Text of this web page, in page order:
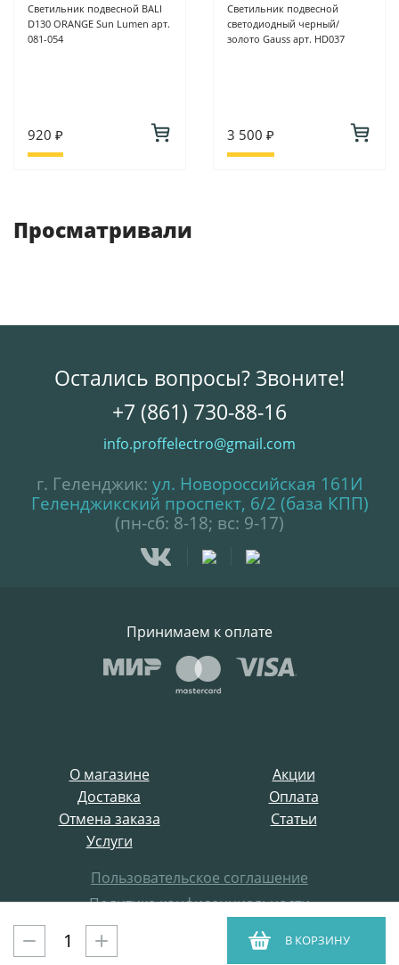
В КОРЗИНУ
Светильник подвесной BALI
D130 ORANGE Sun Lumen арт.
081-054
920 ₽
Светильник подвесной
светодиодный черный/
золото Gauss арт. HD037
3 500 ₽
Просматривали
О магазине
Акции
Доставка
Оплата
Отмена заказа
Статьи
Услуги
Пользовательское соглашение
Политика конфиденциальности
Все права защищены
ProffElectro.ru © 2021
Остались вопросы? Звоните!
+7 (861) 730-88-16
info.proffelectro@gmail.com
г. Геленджик: ул. Новороссийская 161И
Геленджикский проспект, 6/2 (база КПП)
(пн-сб: 8-18; вс: 9-17)
Принимаем к оплате